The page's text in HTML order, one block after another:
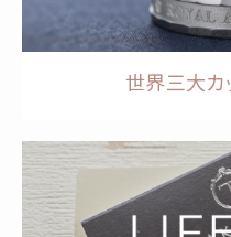
世界三大カ